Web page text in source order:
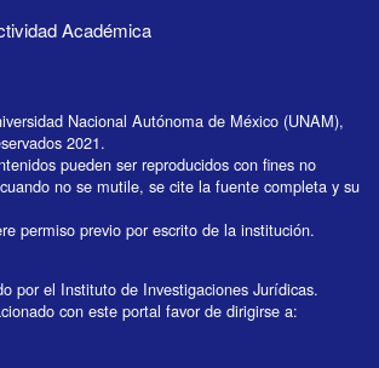
Académica
Nacional Autónoma de México (UNAM),
2021.
pueden ser reproducidos con fines no
no se mutile, se cite la fuente completa y su
permiso previo por escrito de la institución.
por el Instituto de Investigaciones Jurídicas.
con este portal favor de dirigirse a: